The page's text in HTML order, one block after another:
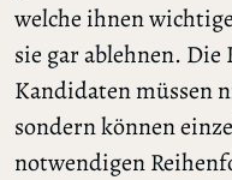
welche ihnen
sie gar ablehnen.
Kandidaten müssen
sondern können
notwendigen